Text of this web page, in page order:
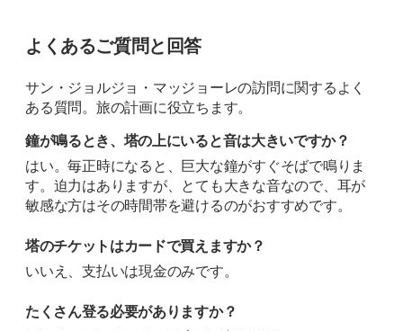
よくあるご質問と回答
サン・ジョルジョ・マッジョーレの訪問に関するよく
ある質問。旅の計画に役立ちます。
鐘が鳴るとき、塔の上にいると音は大きいですか？
はい。毎正時になると、巨大な鐘がすぐそばで鳴りま
す。迫力はありますが、とても大きな音なので、耳が
敏感な方はその時間帯を避けるのがおすすめです。
塔のチケットはカードで買えますか？
いいえ、支払いは現金のみです。
たくさん登る必要がありますか？